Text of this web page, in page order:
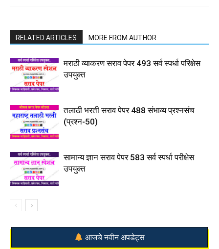
RELATED ARTICLES MORE FROM AUTHOR
मराठी व्याकरण सराव पेपर 493 सर्व स्पर्धा परिक्षेस
उपयुक्त
तलाठी भरती सराव पेपर 488 संभाव्य प्रश्नसंच
(प्रश्न-50)
सामान्य ज्ञान सराव पेपर 583 सर्व स्पर्धा परीक्षेस
उपयुक्त
आजचे नवीन अपडेट्स